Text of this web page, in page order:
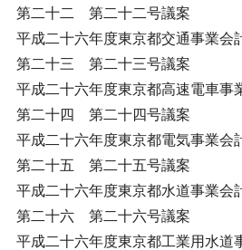
第二十二 第二十二号議案
平成二十六年度東京都交通事業会
第二十三 第二十三号議案
平成二十六年度東京都高速電車事
第二十四 第二十四号議案
平成二十六年度東京都電気事業会
第二十五 第二十五号議案
平成二十六年度東京都水道事業会
第二十六 第二十六号議案
平成二十六年度東京都工業用水道